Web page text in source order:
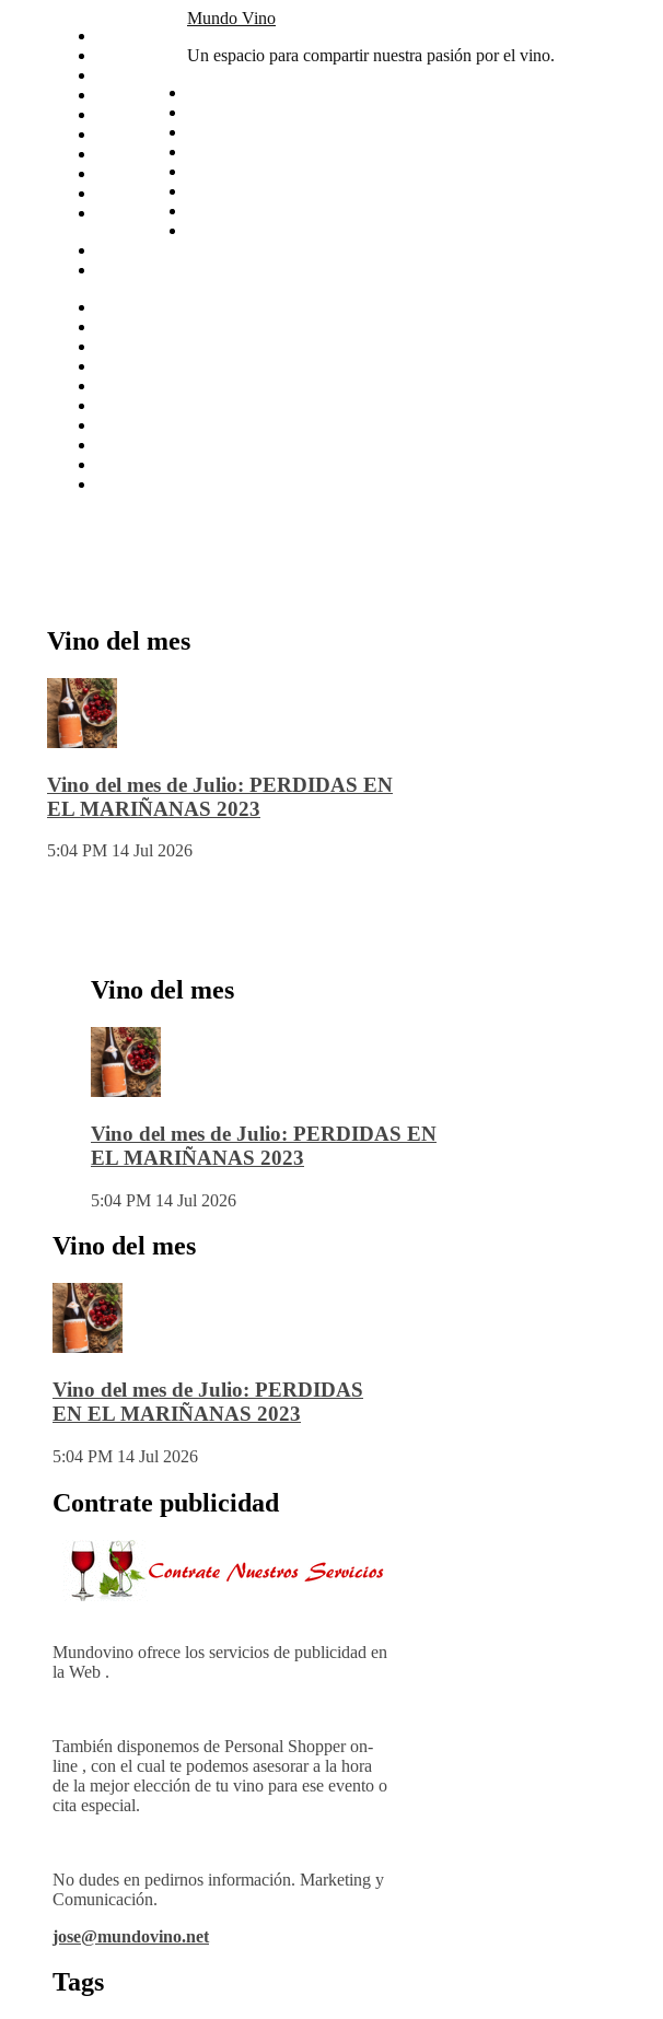
Arte y vino
Sudamerica
Mundo Vino
Un espacio para compartir nuestra pasión por el vino.
Vino del mes
Vino del mes de Julio: PERDIDAS EN
EL MARIÑANAS 2023
5:04 PM 14 Jul 2026
Vino del mes
Vino del mes de Julio: PERDIDAS EN
EL MARIÑANAS 2023
5:04 PM 14 Jul 2026
Vino del mes
Vino del mes de Julio: PERDIDAS
EN EL MARIÑANAS 2023
5:04 PM 14 Jul 2026
Contrate publicidad
Mundovino ofrece los servicios de publicidad en
la Web .
También disponemos de Personal Shopper on-
line , con el cual te podemos asesorar a la hora
de la mejor elección de tu vino para ese evento o
cita especial.
No dudes en pedirnos información. Marketing y
Comunicación.
jose@mundovino.net
Tags